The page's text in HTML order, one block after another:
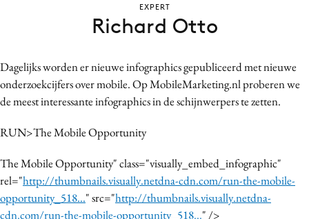
Contentmarketing
Craft
Data & Insights
Design
Digital transformation
Diversiteit
Dagelijks worden er nieuwe infographics gepubliceerd met nieuwe
onderzoekcijfers over mobile. Op MobileMarketing.nl proberen we
de meest interessante infographics in de schijnwerpers te zetten.
RUN>The Mobile Opportunity
The Mobile Opportunity" class="visually_embed_infographic"
rel="http://thumbnails.visually.netdna-cdn.com/run-the-mobile-
opportunity_518..." src="http://thumbnails.visually.netdna-
cdn.com/run-the-mobile-opportunity_518..." />
EXPERT
Richard Otto